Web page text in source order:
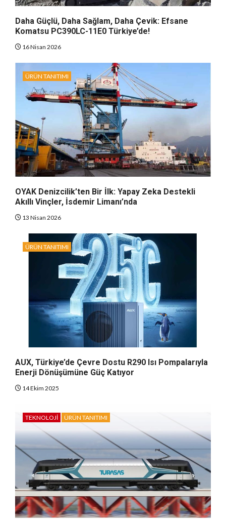
Daha Güçlü, Daha Sağlam, Daha Çevik: Efsane
Komatsu PC390LC-11E0 Türkiye’de!
16 Nisan 2026
ÜRÜN TANITIMI
OYAK Denizcilik’ten Bir İlk: Yapay Zeka Destekli
Akıllı Vinçler, İsdemir Limanı’nda
13 Nisan 2026
ÜRÜN TANITIMI
AUX, Türkiye’de Çevre Dostu R290 Isı Pompalarıyla
Enerji Dönüşümüne Güç Katıyor
14 Ekim 2025
TEKNOLOJI ÜRÜN TANITIMI